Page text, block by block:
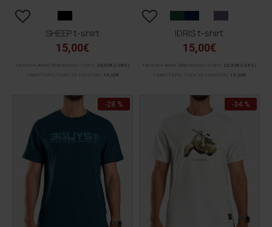
SHEEP t-shirt
15,00€
ΑΡΧΙΚΗ ΑΝΑΓΡΑΦΟΜΕΝΗ ΤΙΜΗ: 20,90€ (-28%)
ΚΑΛΥΤΕΡΗ ΤΙΜΗ 30 ΗΜΕΡΩΝ:
15,00€
IDRIS t-shirt
15,00€
ΑΡΧΙΚΗ ΑΝΑΓΡΑΦΟΜΕΝΗ ΤΙΜΗ: 22,90€ (-34%)
ΚΑΛΥΤΕΡΗ ΤΙΜΗ 30 ΗΜΕΡΩΝ:
15,00€
-28 % -34 %